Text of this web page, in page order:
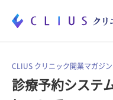
お役立ち資料
CLIUS クリニック開業マガジン
診療予約システ